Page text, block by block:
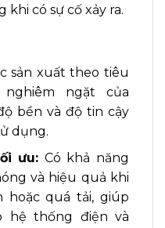
có sự cố xảy ra.
sản xuất theo tiêu
ngặt của
bền và độ tin cậy
dụng.
ưu: Có khả năng
và hiệu quả khi
hoặc quá tải, giúp
hệ thống điện và